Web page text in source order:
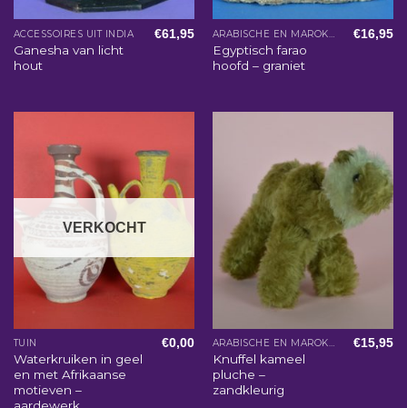
ACCESSOIRES UIT INDIA
Ganesha van licht
hout
€61,95 ARABISCHE EN MAROKKAANSE WOONACCESSOIRES
Egyptisch farao
hoofd – graniet
€16,95
VERKOCHT
TUIN
Waterkruiken in geel
en met Afrikaanse
motieven –
€0,00 ARABISCHE EN MAROKKAANSE WOONACCESSOIRES
Knuffel kameel
pluche –
zandkleurig
€15,95